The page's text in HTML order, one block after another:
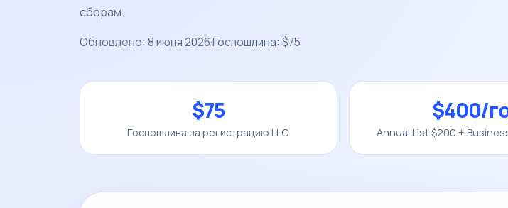
сборам.
Обновлено: 8 июня 2026·Госпошлина: $75
$75
Госпошлина за регистрацию LLC
$400/
Annual List $200 +